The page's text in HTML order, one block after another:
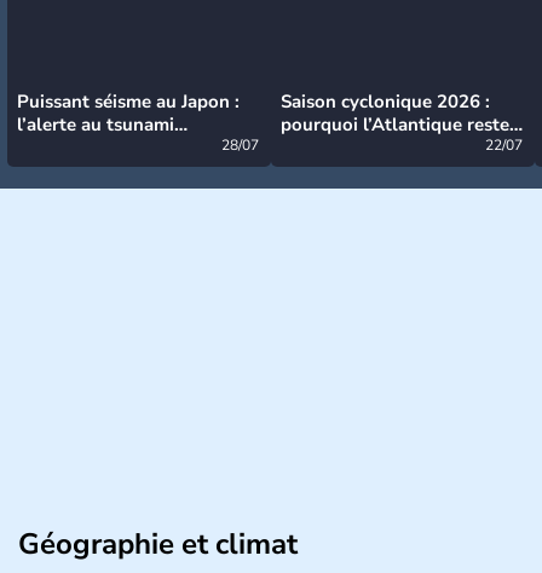
Puissant séisme au Japon :
l’alerte au tsunami
28/07
Saison cyclonique 2026 :
pourquoi l’Atlantique reste
22/07
Géographie et climat